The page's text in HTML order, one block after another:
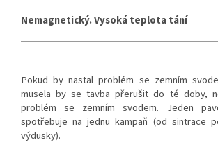
Nemagnetický. Vysoká teplota tání
Pokud by nastal problém se zemním
musela by se tavba přerušit do té doby,
problém se zemním svodem. Jeden
spotřebuje na jednu kampaň (od sintrace
výdusky).